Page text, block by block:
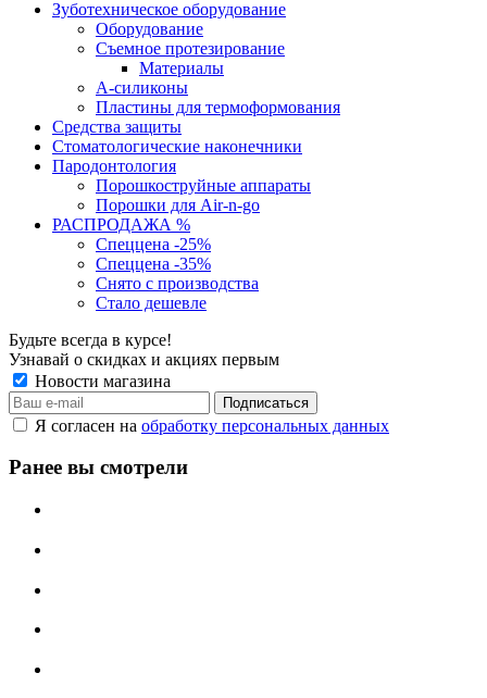
Зуботехническое оборудование
Оборудование
Съемное протезирование
Материалы
А-силиконы
Пластины для термоформования
Средства защиты
Стоматологические наконечники
Пародонтология
Порошкоструйные аппараты
Порошки для Air-n-go
РАСПРОДАЖА %
Спеццена -25%
Спеццена -35%
Снято с производства
Стало дешевле
Будьте всегда в курсе!
Узнавай о скидках и акциях первым
Новости магазина
Я согласен на обработку персональных данных
Ранее вы смотрели